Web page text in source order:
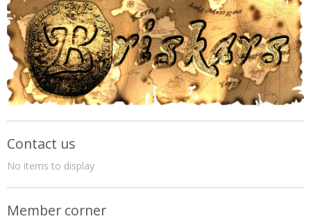
Contact us
No items to display
Member corner